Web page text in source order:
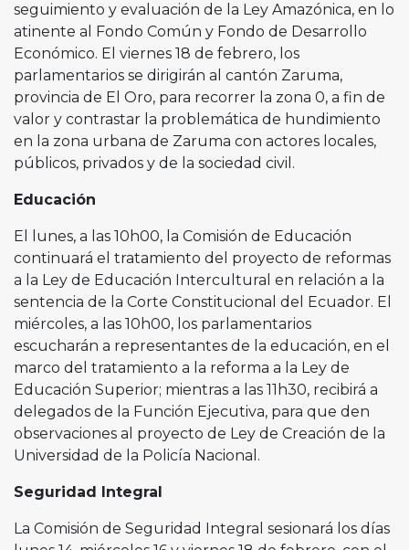
seguimiento y evaluación de la Ley Amazónica, en lo
atinente al Fondo Común y Fondo de Desarrollo
Económico. El viernes 18 de febrero, los
parlamentarios se dirigirán al cantón Zaruma,
provincia de El Oro, para recorrer la zona 0, a fin de
valor y contrastar la problemática de hundimiento
en la zona urbana de Zaruma con actores locales,
públicos, privados y de la sociedad civil.
Educación
El lunes, a las 10h00, la Comisión de Educación
continuará el tratamiento del proyecto de reformas
a la Ley de Educación Intercultural en relación a la
sentencia de la Corte Constitucional del Ecuador. El
miércoles, a las 10h00, los parlamentarios
escucharán a representantes de la educación, en el
marco del tratamiento a la reforma a la Ley de
Educación Superior; mientras a las 11h30, recibirá a
delegados de la Función Ejecutiva, para que den
observaciones al proyecto de Ley de Creación de la
Universidad de la Policía Nacional.
Seguridad Integral
La Comisión de Seguridad Integral sesionará los días